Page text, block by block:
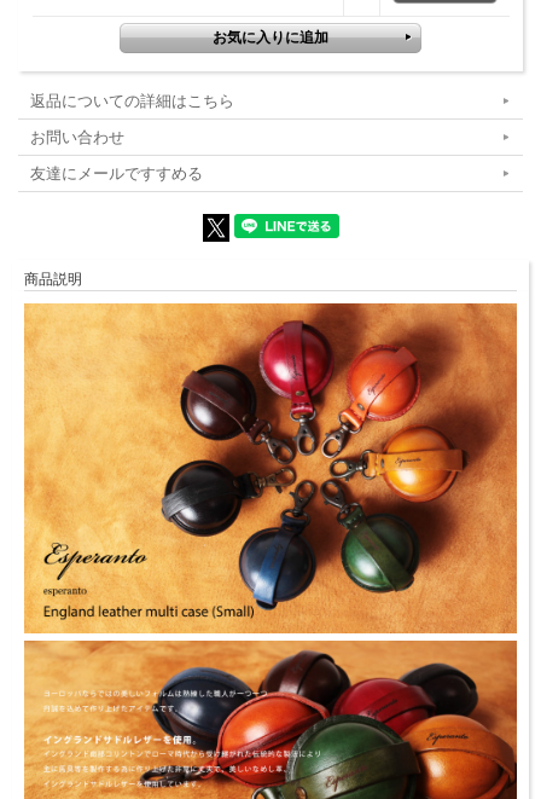
返品についての詳細はこちら
お問い合わせ
友達にメールですすめる
商品説明